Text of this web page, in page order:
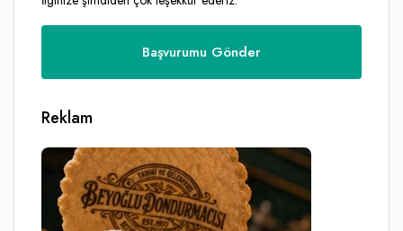
Reklam